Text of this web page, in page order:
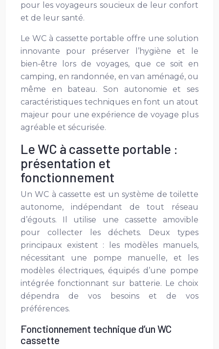
pour les voyageurs soucieux de leur confort
et de leur santé.
Le WC à cassette portable offre une solution
innovante pour préserver l’hygiène et le
bien-être lors de voyages, que ce soit en
camping, en randonnée, en van aménagé, ou
même en bateau. Son autonomie et ses
caractéristiques techniques en font un atout
majeur pour une expérience de voyage plus
agréable et sécurisée.
Le WC à cassette portable :
présentation et
fonctionnement
Un WC à cassette est un système de toilette
autonome, indépendant de tout réseau
d’égouts. Il utilise une cassette amovible
pour collecter les déchets. Deux types
principaux existent : les modèles manuels,
nécessitant une pompe manuelle, et les
modèles électriques, équipés d’une pompe
intégrée fonctionnant sur batterie. Le choix
dépendra de vos besoins et de vos
préférences.
Fonctionnement technique d’un WC
cassette